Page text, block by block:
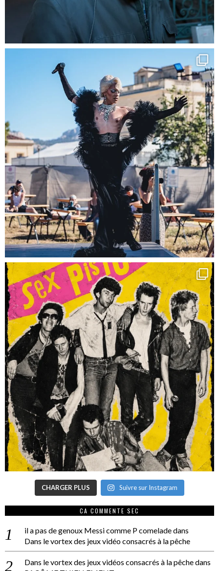
CHARGER PLUS Suivre sur Instagram
CA COMMENTE SEC
il a pas de genoux Messi comme P comeladedans
Dans le vortex des jeux vidéo consacrés à la pêche
Dans le vortex des jeux vidéos consacrés à la pêchedans